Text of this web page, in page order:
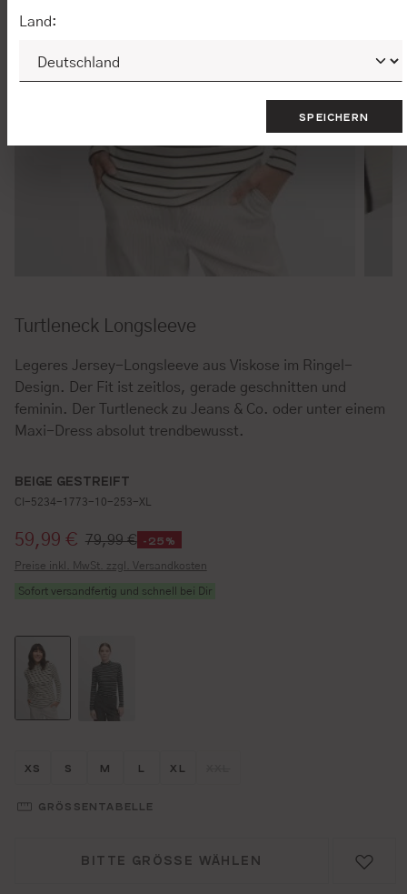
Turtleneck Longsleeve
Legeres Jersey-Longsleeve aus Viskose im Ringel-
Design. Der Fit ist zeitlos, gerade geschnitten und
feminin. Der Turtleneck zu Jeans & Co. oder unter einem
Maxi-Dress absolut trendbewusst.
BEIGE GESTREIFT
CI-5234-1773-10-253-XL
Verkaufspreis:
59,99 € 79,99 € -25%
Preise inkl. MwSt. zzgl. Versandkosten
Sofort versandfertig und schnell bei Dir
Größe wählen
XS Größe wählen
S Größe wählen
M Größe wählen
L Größe wählen
XL
GRÖSSENTABELLE
BITTE GRÖSSE WÄHLEN
Land:
SPEICHERN